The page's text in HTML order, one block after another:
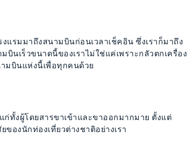
แรมมาถึงสนามบินก่อนเวลาเช็คอิน ซึ่งเราก็มาถึง
บินเร็วขนาดนี้ของเราไม่ใช่แค่เพราะกลัวตกเครื่อง
ามบินแห่งนี้เพื่อทุกคนด้วย
ทั้งผู้โดยสารขาเข้าและขาออกมากมาย ตั้งแต่
องนักท่องเที่ยวต่างชาติอย่างเรา